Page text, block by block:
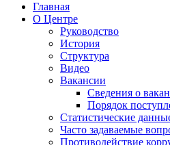
Главная
О Центре
Руководство
История
Структура
Видео
Вакансии
Сведения о
Порядок
Статистические
Часто задаваемые
Противодействие